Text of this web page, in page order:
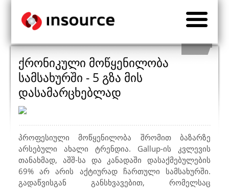
ქრონიკული მოწყენილობა
სამსახურში - 5 გზა მის
დასამარცხებლად
პროფესიული მოწყენილობა შრომით ბაზარზე
არსებული ახალი ტრენდია. Gallup-ის კვლევის
თანახმად, აშშ-სა და კანადაში დასაქმებულების
69% არ არის აქტიურად ჩართული სამსახურში.
გადაწვისგან განსხვავებით, რომელსაც